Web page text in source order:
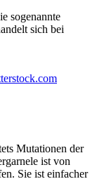
sogenannte
sich bei
Mutationen der
ist von
Sie ist einfacher